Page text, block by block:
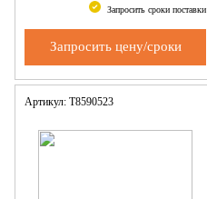
Запросить сроки поставки
Запросить цену/сроки
Артикул: Т8590523